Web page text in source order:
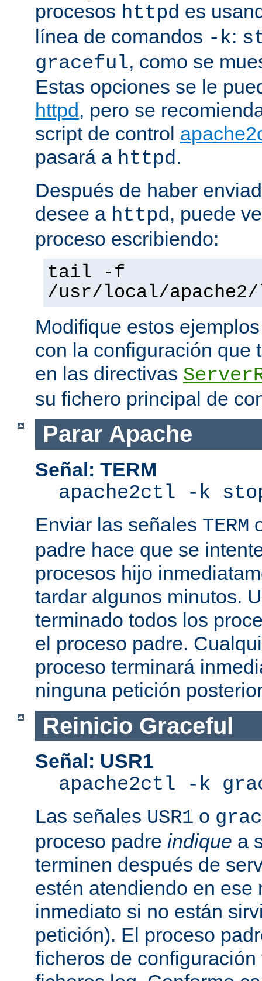
procesos httpd es
línea de comandos -k:
graceful, como se
Estas opciones se le
httpd, pero se
script de control
pasará a httpd.
Después de haber
desee a httpd, puede
proceso escribiendo:
tail -f
/usr/local/
Modifique estos
con la configuración que
en las directivas
su fichero principal de
Parar Apache
Señal: TERM
apache2ctl -k
Enviar las señales TERM
padre hace que se
procesos hijo
tardar algunos minutos.
terminado todos los
el proceso padre.
proceso terminará
ninguna petición
Reinicio Graceful
Señal: USR1
apache2ctl -k
Las señales USR1 o
proceso padre indique a
terminen después de
estén atendiendo en ese
inmediato si no están
petición). El proceso
ficheros de